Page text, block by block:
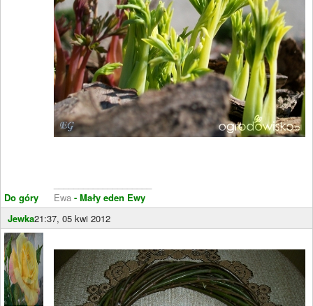
Do góry
Ewa - Mały eden Ewy
Jewka21:37, 05 kwi 2012